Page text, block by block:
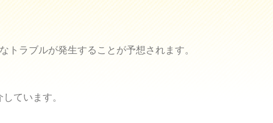
ラブルが発生することが予想されます。
ています。